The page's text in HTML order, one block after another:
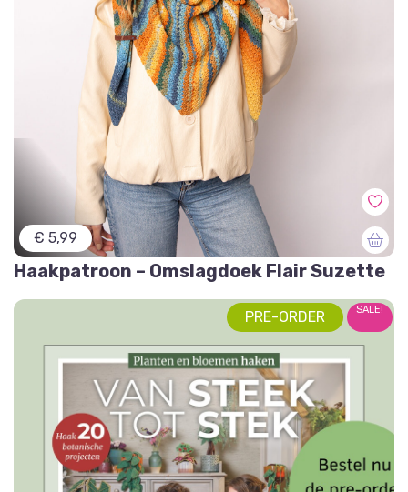
€ 5,99
Haakpatroon – Omslagdoek Flair Suzette
PRE-ORDER SALE!